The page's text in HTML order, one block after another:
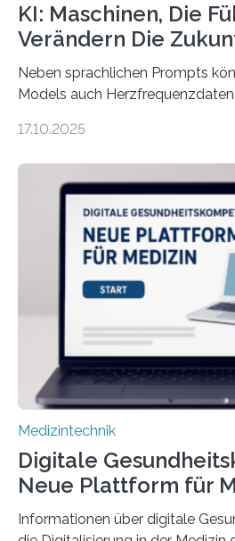
KI: Maschinen, Die
Verändern Die
Neben sprachlichen Prompts
Models auch
haben Dr. Morris Gellisch,
und Boris Burr von der Ruhr-
dafür eine technische
physiologische Daten in
übermittelt werden können. Die
kann dadurch auch die Sprache
einbeziehen, auf die Menschen
Einfluss nehmen. Das eröffnet…
17.10.2025
Medizintechnik
Digitale
Neue Plattform für
Informationen über digitale